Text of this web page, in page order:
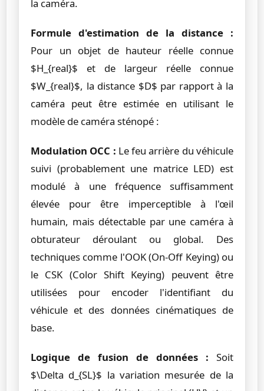
la caméra.
Formule d'estimation de la distance :
Pour un objet de hauteur réelle connue
$H_{real}$ et de largeur réelle connue
$W_{real}$, la distance $D$ par rapport à la
caméra peut être estimée en utilisant le
modèle de caméra sténopé :
Modulation OCC : Le feu arrière du véhicule
suivi (probablement une matrice LED) est
modulé à une fréquence suffisamment
élevée pour être imperceptible à l'œil
humain, mais détectable par une caméra à
obturateur déroulant ou global. Des
techniques comme l'OOK (On-Off Keying) ou
le CSK (Color Shift Keying) peuvent être
utilisées pour encoder l'identifiant du
véhicule et des données cinématiques de
base.
Logique de fusion de données : Soit
$\Delta d_{SL}$ la variation mesurée de la